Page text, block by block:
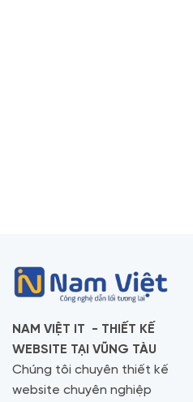
NAM VIỆT IT - THIẾT KẾ
WEBSITE TẠI VŨNG TÀU
Chúng tôi chuyên thiết kế
website chuyên nghiệp